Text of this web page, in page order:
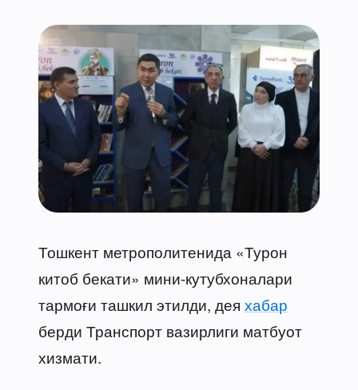
Тошкент метрополитенида «Турон
китоб бекати» мини-кутубхоналари
тармоғи ташкил этилди, дея хабар
берди Транспорт вазирлиги матбуот
хизмати.